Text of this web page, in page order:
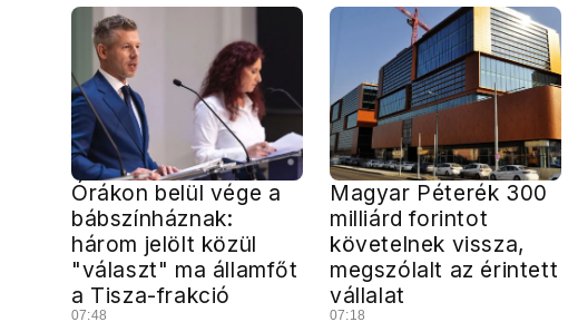
Órákon belül vége a
bábszínháznak:
három jelölt közül
"választ" ma államfőt
a Tisza-frakció
07:48
Magyar Péterék 300
milliárd forintot
követelnek vissza,
megszólalt az érintett
vállalat
07:18